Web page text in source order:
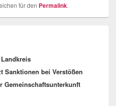
für den Permalink.
Sanktionen bei Verstößen
Gemeinschaftsunterkunft